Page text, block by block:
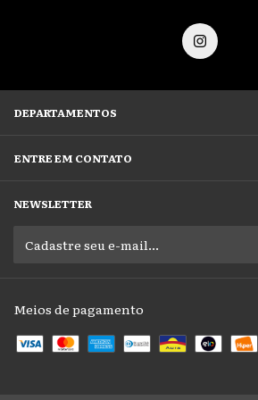
DEPARTAMENTOS
ENTRE EM CONTATO
NEWSLETTER
Meios de pagamento